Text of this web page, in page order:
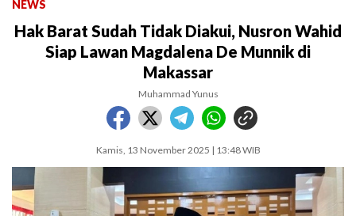
NEWS
Hak Barat Sudah Tidak Diakui, Nusron Wahid
Siap Lawan Magdalena De Munnik di
Makassar
Muhammad Yunus
Kamis, 13 November 2025 | 13:48 WIB